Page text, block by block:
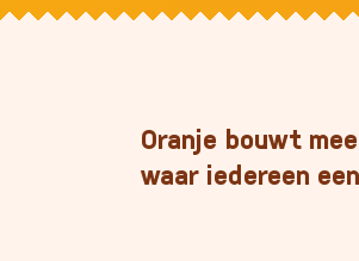
Oranje bouwt
waar iedereen